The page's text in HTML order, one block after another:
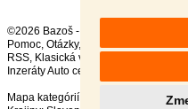
©2026 Bazoš -
Pomoc, Otázky, Hodnotenie
RSS,
Inzeráty Auto celkom:
, za
Mapa kategórií
Najvyhľadávanejšie